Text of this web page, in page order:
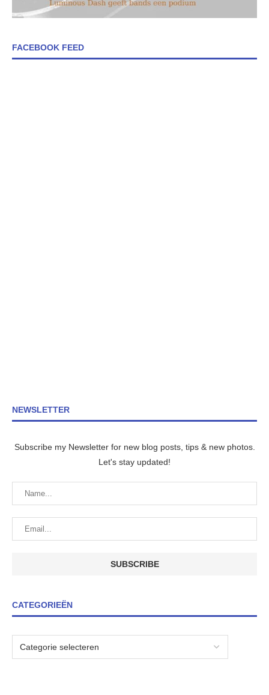
FACEBOOK FEED
NEWSLETTER
Subscribe my Newsletter for new blog posts, tips & new photos.
Let's stay updated!
CATEGORIEËN